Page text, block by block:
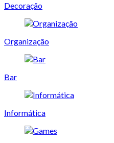
Decoração
Organização
Bar
Informática